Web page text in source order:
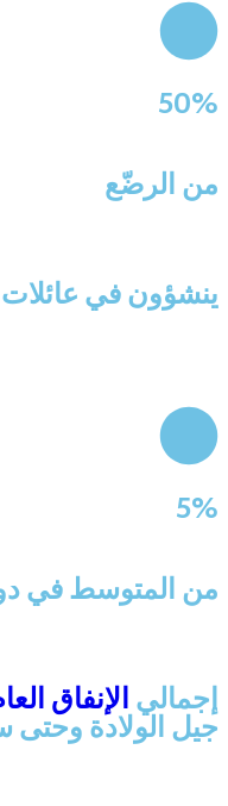
50%
من الرضّع
ينشؤون في
5%
من المتوسط في دول
إجماليالإنفاق
جيل الولادة وحتى